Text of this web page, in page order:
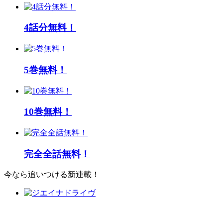
4話分無料！
5巻無料！
10巻無料！
完全全話無料！
今なら追いつける新連載！